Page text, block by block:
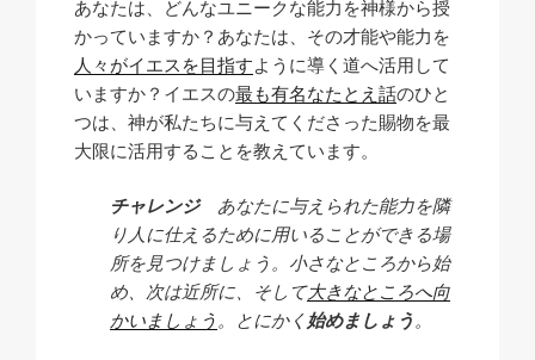
あなたは、どんなユニークな能力を神様から授
かっていますか？あなたは、その才能や能力を
人々がイエスを目指すように導く道へ活用して
いますか？イエスの最も有名なたとえ話のひと
つは、神が私たちに与えてくださった賜物を最
大限に活用することを教えています。
チャレンジあなたに与えられた能力を隣
り人に仕えるために用いることができる場
所を見つけましょう。小さなところから始
め、次は近所に、そして大きなところへ向
かいましょう。とにかく 始めましょう。